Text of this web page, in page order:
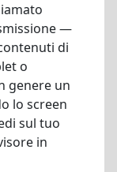
—
di
o
genere un
lo screen
sul tuo
in